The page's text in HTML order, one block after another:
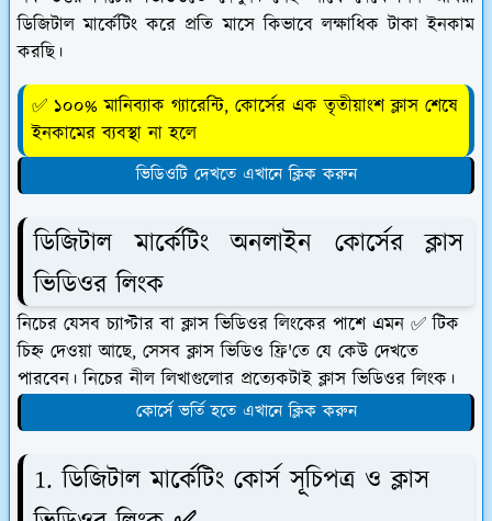
ডিজিটাল মার্কেটিং করে প্রতি মাসে কিভাবে লক্ষাধিক টাকা ইনকাম
করছি।
✅ ১০০% মানিব্যাক গ্যারেন্টি, কোর্সের এক তৃতীয়াংশ ক্লাস শেষে
ইনকামের ব্যবস্থা না হলে
ভিডিওটি দেখতে এখানে ক্লিক করুন
ডিজিটাল মার্কেটিং অনলাইন কোর্সের ক্লাস
ভিডিওর লিংক
নিচের যেসব চ্যাপ্টার বা ক্লাস ভিডিওর লিংকের পাশে এমন ✅ টিক
চিহ্ন দেওয়া আছে, সেসব ক্লাস ভিডিও ফ্রি'তে যে কেউ দেখতে
পারবেন। নিচের নীল লিখাগুলোর প্রত্যেকটাই ক্লাস ভিডিওর লিংক।
কোর্সে ভর্তি হতে এখানে ক্লিক করুন
1. ডিজিটাল মার্কেটিং কোর্স সূচিপত্র ও ক্লাস